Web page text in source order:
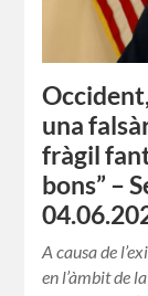
una
fràgil
bons” –
A causa de
en l’àmbit de